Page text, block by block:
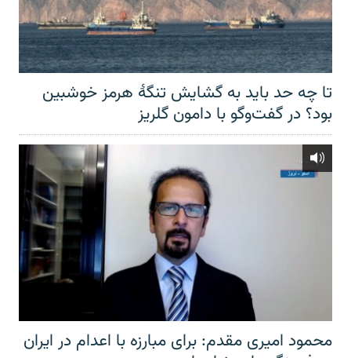
تا چه حد باید به گشایش تنگهٔ هرمز خوشبین
بود؟ در گفت‌وگو با دامون گلریز
محمود امیری مقدم: برای مبارزه با اعدام در ایران